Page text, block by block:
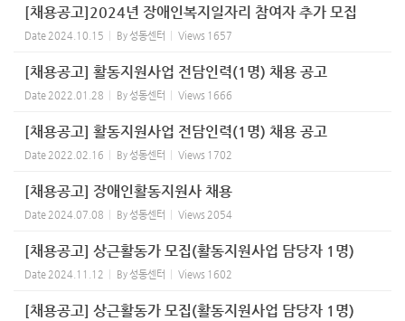
[채용공고]2024년 장애인복지일자리 참여자 추가 모집
Date 2024.10.15 By성동센터 Views 1657
[채용공고] 활동지원사업 전담인력(1명) 채용 공고
Date 2022.01.28 By성동센터 Views 1666
[채용공고] 활동지원사업 전담인력(1명) 채용 공고
Date 2022.02.16 By성동센터 Views 1702
[채용공고] 장애인활동지원사 채용
Date 2024.07.08 By성동센터 Views 2054
[채용공고] 상근활동가 모집(활동지원사업 담당자 1명)
Date 2024.11.12 By성동센터 Views 1602
[채용공고] 상근활동가 모집(활동지원사업 담당자 1명)